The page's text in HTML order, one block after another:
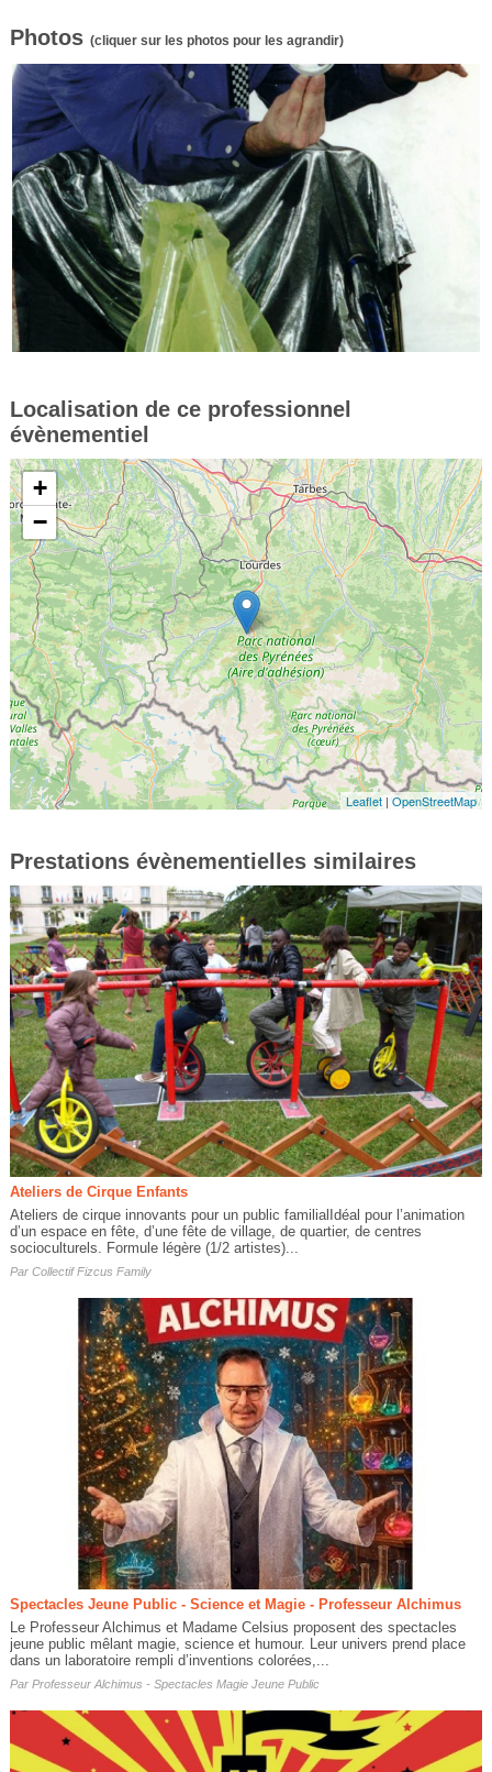
Photos (cliquer sur les photos pour les agrandir)
Localisation de ce professionnel
évènementiel
+
−
Leaflet |OpenStreetMap
Prestations évènementielles similaires
Ateliers de Cirque Enfants
Ateliers de cirque innovants pour un public familialIdéal pour l’animation
d’un espace en fête, d’une fête de village, de quartier, de centres
socioculturels. Formule légère (1/2 artistes)...
Par Collectif Fizcus Family
Spectacles Jeune Public - Science et Magie - Professeur Alchimus
Le Professeur Alchimus et Madame Celsius proposent des spectacles
jeune public mêlant magie, science et humour. Leur univers prend place
dans un laboratoire rempli d’inventions colorées,...
Par Professeur Alchimus - Spectacles Magie Jeune Public